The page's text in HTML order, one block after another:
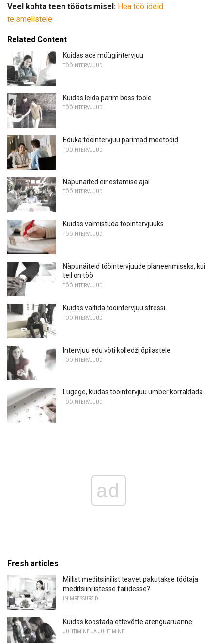
Veel kohta teen tööotsimisel: Hea töö ideid
teismelistele
Related Content
Kuidas ace müügiintervjuu
TÖÖINTERVJUUD
Kuidas leida parim boss tööle
TÖÖINTERVJUUD
Eduka tööintervjuu parimad meetodid
TÖÖINTERVJUUD
Näpunäited einestamise ajal
TÖÖINTERVJUUD
Kuidas valmistuda tööintervjuuks
TÖÖINTERVJUUD
Näpunäiteid tööintervjuude planeerimiseks, kui
teil on töö
TÖÖINTERVJUUD
Kuidas vältida tööintervjuu stressi
TÖÖINTERVJUUD
Intervjuu edu võti kolledži õpilastele
TÖÖINTERVJUUD
Lugege, kuidas tööintervjuu ümber korraldada
TÖÖINTERVJUUD
ad
Fresh articles
Millist meditsiinilist teavet pakutakse töötaja
meditsiinilistesse failidesse?
INIMRESSURSID
Kuidas koostada ettevõtte arenguaruanne
JUHTIMINE JA JUHTIMINE